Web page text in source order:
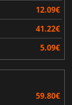
12.09€
41.22€
5.09€
59.80€